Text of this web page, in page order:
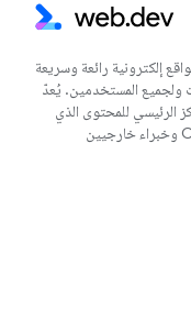
إلكترونية رائعة وسريعة
ولجميع المستخدمين. يُعدّ
الرئيسي للمحتوى الذي
كتبه أعضاء فريق Chrome وخبراء خارجيين